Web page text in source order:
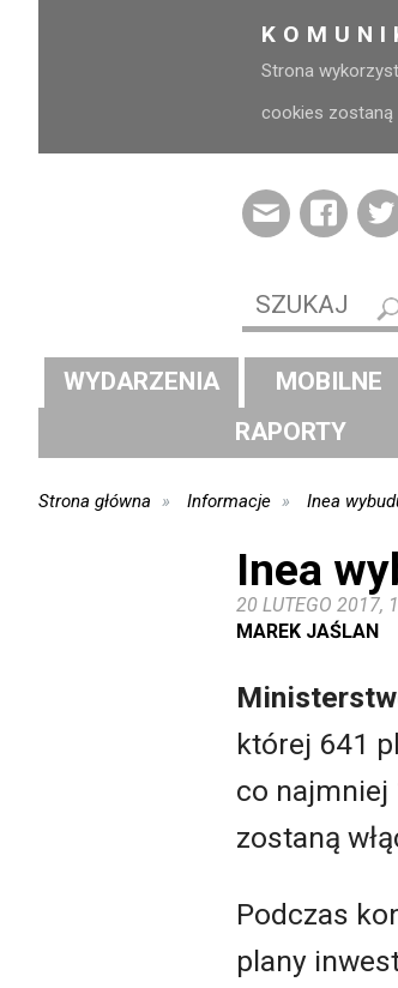
Strona
cookies zostaną
WYDARZENIA MOBILNE
RAPORTY
Strona główna Informacje Inea
Inea
20 LUTEGO 2017,
MAREK JAŚLAN
której 641
co najmniej
zostaną
Podczas
plany